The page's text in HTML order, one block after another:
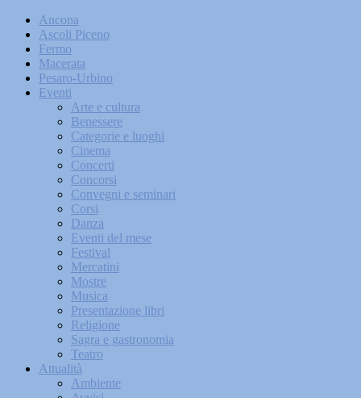
Ancona
Ascoli Piceno
Fermo
Macerata
Pesaro-Urbino
Eventi
Arte e cultura
Benessere
Categorie e luoghi
Cinema
Concerti
Concorsi
Convegni e seminari
Corsi
Danza
Eventi del mese
Festival
Mercatini
Mostre
Musica
Presentazione libri
Religione
Sagra e gastronomia
Teatro
Attualità
Ambiente